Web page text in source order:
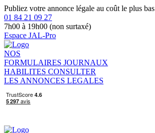
Publiez votre annonce légale au coût le plus bas
01 84 21 09 27
7h00 à 19h00 (non surtaxé)
Espace JAL-Pro
NOS
FORMULAIRES JOURNAUX
HABILITES CONSULTER
LES ANNONCES LEGALES